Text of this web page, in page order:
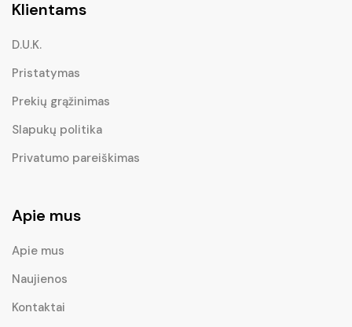
Klientams
D.U.K.
Pristatymas
Prekių grąžinimas
Slapukų politika
Privatumo pareiškimas
Apie mus
Apie mus
Naujienos
Kontaktai